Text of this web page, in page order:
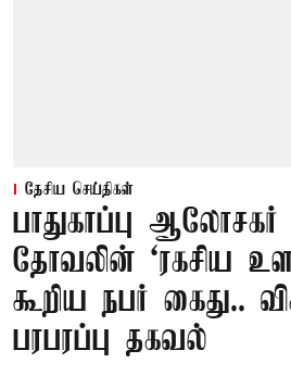
தேசிய செய்திகள்
பாதுகாப்பு
தோவலின் ‘ரகசிய
கூறிய நபர் கைது..
பரபரப்பு தகவல்